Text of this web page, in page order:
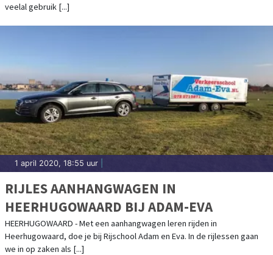
veelal gebruik [...]
1 april 2020, 18:55 uur
RIJLES AANHANGWAGEN IN
HEERHUGOWAARD BIJ ADAM-EVA
HEERHUGOWAARD - Met een aanhangwagen leren rijden in
Heerhugowaard, doe je bij Rijschool Adam en Eva. In de rijlessen gaan
we in op zaken als [...]